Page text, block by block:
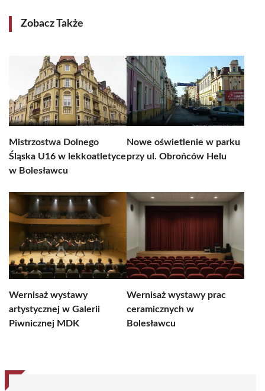
Zobacz Także
Mistrzostwa Dolnego
Śląska U16 w lekkoatletyce
w Bolesławcu
Nowe oświetlenie w parku
przy ul. Obrońców Helu
Wernisaż wystawy
artystycznej w Galerii
Piwnicznej MDK
Wernisaż wystawy prac
ceramicznych w
Bolesławcu